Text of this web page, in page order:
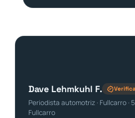
Dave Lehmkuhl F.
Periodista automotriz · Fullcarro ·
Fullcarro